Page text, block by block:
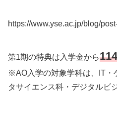
https://www.yse.ac.jp/blog/
第1期の特典は入学金から
※AO入学の対象学科は、IT・
タサイエンス科・デジタルビ